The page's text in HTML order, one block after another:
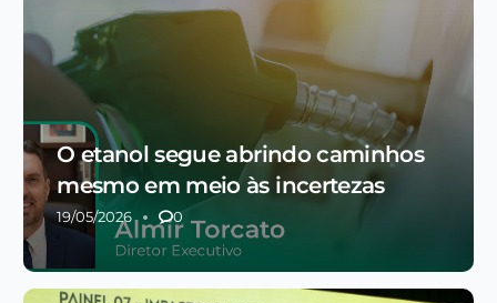
O etanol segue abrindo caminhos
mesmo em meio às incertezas
19/05/2026 0